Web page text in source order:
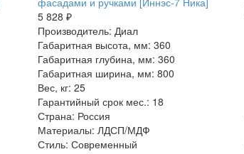
5 828 ₽
Производитель: Диал
Габаритная высота, мм: 360
Габаритная глубина, мм: 360
Габаритная ширина, мм: 800
Вес, кг: 25
Гарантийный срок мес.: 18
Страна: Россия
Материалы: ЛДСП/МДФ
Стиль: Современный